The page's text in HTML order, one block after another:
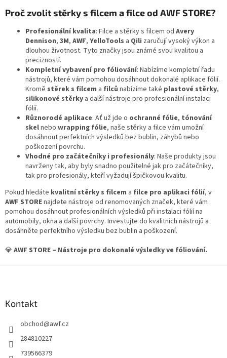
Proč zvolit stěrky s filcem a filce od AWF STORE?
Profesionální kvalita: Filce a stěrky s filcem od Avery
Dennison, 3M, AWF, YelloTools a Qili zaručují vysoký výkon a
dlouhou životnost. Tyto značky jsou známé svou kvalitou a
precizností.
Kompletní vybavení pro fóliování: Nabízíme kompletní řadu
nástrojů, které vám pomohou dosáhnout dokonalé aplikace fólií.
Kromě stěrek s filcem a filců nabízíme také plastové stěrky,
silikonové stěrky a další nástroje pro profesionální instalaci
fólií.
Různorodé aplikace: Ať už jde o ochranné fólie, tónování
skelnebo wrapping fólie, naše stěrky a filce vám umožní
dosáhnout perfektních výsledků bez bublin, záhybů nebo
poškození povrchu.
Vhodné pro začátečníky i profesionály: Naše produkty jsou
navrženy tak, aby byly snadno použitelné jak pro začátečníky,
tak pro profesionály, kteří vyžadují špičkovou kvalitu.
Pokud hledáte kvalitní stěrky s filcem a filce pro aplikaci fólií, v
AWF STOREnajdete nástroje od renomovaných značek, které vám
pomohou dosáhnout profesionálních výsledků při instalaci fólií na
automobily, okna a další povrchy. Investujte do kvalitních nástrojů a
dosáhněte perfektního výsledku bez bublin a poškození.
💎 AWF STORE – Nástroje pro dokonalé výsledky ve fóliování.
Kontakt
obchod@awf.cz
284810227
739566379